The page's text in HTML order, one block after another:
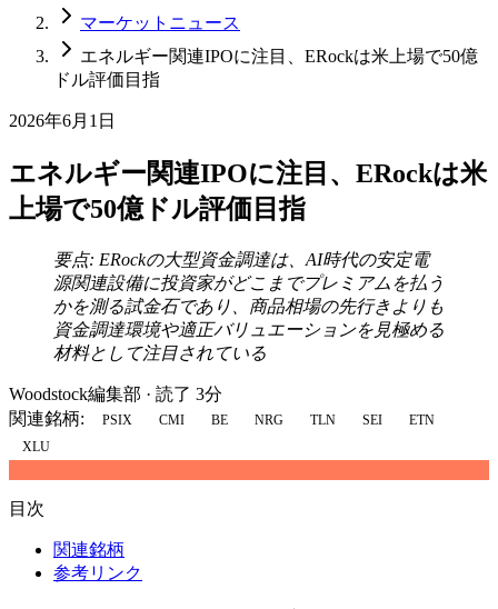
マーケットニュース
エネルギー関連IPOに注目、ERockは米上場で50億
ドル評価目指
2026年6月1日
エネルギー関連IPOに注目、ERockは米
上場で50億ドル評価目指
要点: ERockの大型資金調達は、AI時代の安定電
源関連設備に投資家がどこまでプレミアムを払う
かを測る試金石であり、商品相場の先行きよりも
資金調達環境や適正バリュエーションを見極める
材料として注目されている
Woodstock編集部 · 読了 3分
関連銘柄:
PSIX CMI BE NRG TLN SEI
ETN
XLU
目次
関連銘柄
参考リンク